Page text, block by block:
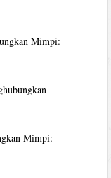
Mimpi:
Mimpi: